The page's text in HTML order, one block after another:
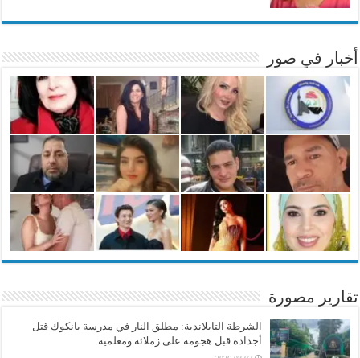
أخبار في صور
تقارير مصورة
الشرطة التايلاندية: مطلق النار في مدرسة بانكوك قتل
أجداده قبل هجومه على زملائه ومعلميه